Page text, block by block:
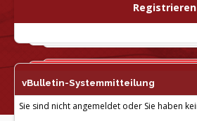
Registrieren
vBulletin-Systemmitteilung
Sie sind nicht angemeldet oder Sie haben